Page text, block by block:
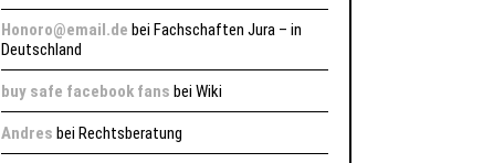
Honoro@email.de beiFachschaften Jura – in
Deutschland
buy safe facebook fans beiWiki
Andres beiRechtsberatung